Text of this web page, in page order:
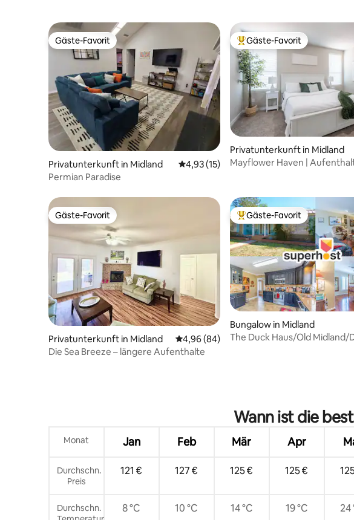
Gäste-Favorit
Gäste-Favorit
Privatunterkunft in Midland Durchschnittliche Bewertung: 4,93 von 5,
4,93 (15)
Permian Paradise
Beliebter Gäste-Favorit.
Gäste-Favorit
Privatunterkunft in Midland
Mayflower Haven |
Gäste-Favorit
Gäste-Favorit
Privatunterkunft in Midland Durchschnittliche Bewertung: 4,96 von 5,
4,96 (84)
Die Sea Breeze – längere Aufenthalte
Beliebter Gäste-Favorit.
Gäste-Favorit
Bungalow in Midland
The Duck Haus/Old Midland/
Wann ist die
Monat Jan Feb Mär Apr
Durchschn.
Preis
121 € 127 € 125 € 125 €
Durchschn.
8 °C 10 °C 14 °C 19 °C 24